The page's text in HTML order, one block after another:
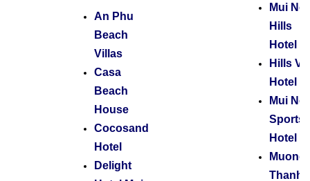
An Phu
Beach
Villas
Casa
Beach
House
Cocosand
Hotel
Delight
Mui Ne
Hills
Hotel
Hills
Hotel
Mui Ne
Sports
Hotel
Muong
Thanh